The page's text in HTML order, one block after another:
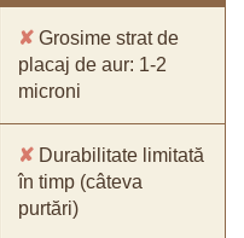
✘ Grosime strat de
placaj de aur: 1-2
microni
✘ Durabilitate limitată
în timp (câteva
purtări)